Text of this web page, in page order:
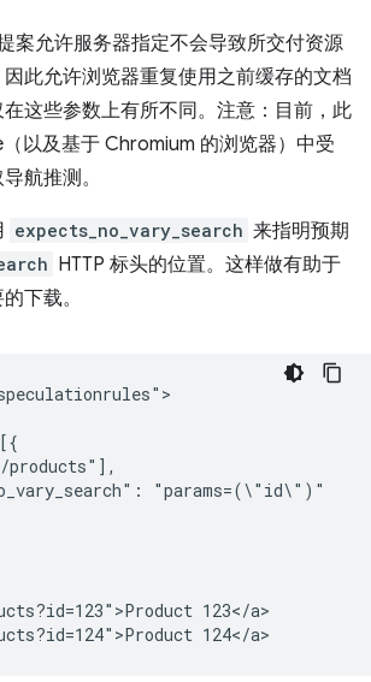
案允许服务器指定不会导致所交付资源
此允许浏览器重复使用之前缓存的文档
这些参数上有所不同。注意：目前，此
以及基于 Chromium 的浏览器）中受
航推测。
expects_no_vary_search 来指明预期
HTTP 标头的位置。这样做有助于
下载。
"params=(\"id\")"
123</a>